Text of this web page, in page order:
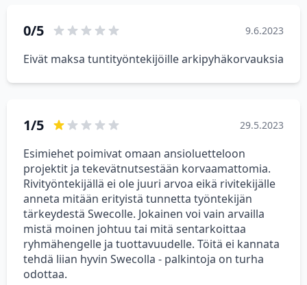
0/5 9.6.2023
Eivät maksa tuntityöntekijöille arkipyhäkorvauksia
1/5 29.5.2023
Esimiehet poimivat omaan ansioluetteloon
projektit ja tekevätnutsestään korvaamattomia.
Rivityöntekijällä ei ole juuri arvoa eikä rivitekijälle
anneta mitään erityistä tunnetta työntekijän
tärkeydestä Swecolle. Jokainen voi vain arvailla
mistä moinen johtuu tai mitä sentarkoittaa
ryhmähengelle ja tuottavuudelle. Töitä ei kannata
tehdä liian hyvin Swecolla - palkintoja on turha
odottaa.